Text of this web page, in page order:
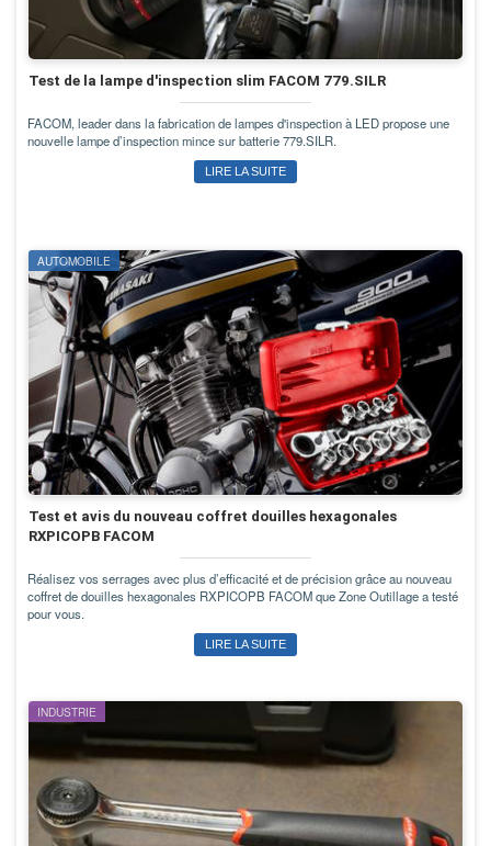
Test de la lampe d'inspection slim FACOM 779.SILR
FACOM, leader dans la fabrication de lampes d'inspection à LED propose une
nouvelle lampe d’inspection mince sur batterie 779.SILR.
LIRE LA SUITE
AUTOMOBILE
Test et avis du nouveau coffret douilles hexagonales
RXPICOPB FACOM
Réalisez vos serrages avec plus d’efficacité et de précision grâce au nouveau
coffret de douilles hexagonales RXPICOPB FACOM que Zone Outillage a testé
pour vous.
LIRE LA SUITE
INDUSTRIE